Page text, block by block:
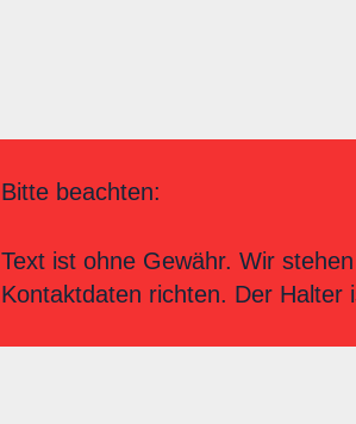
Bitte beachten:
Text ist ohne Gewähr. Wir
Kontaktdaten richten. Der Halter